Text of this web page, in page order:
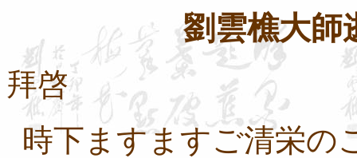
劉雲樵大師
拜啓
時下ますますご清栄の